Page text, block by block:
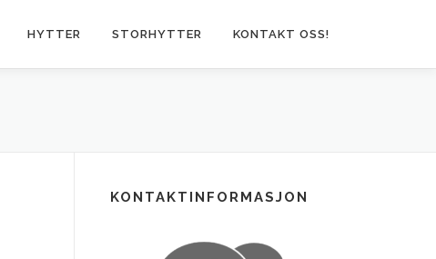
HYTTER STORHYTTER KONTAKT OSS!
KONTAKTINFORMASJON